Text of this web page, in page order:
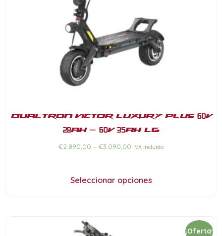
Dualtron Victor Luxury Plus 60V
28Ah – 60V 35Ah LG
€2.890,00 – €3.090,00 IVA incluido
Seleccionar opciones
¡Oferta!